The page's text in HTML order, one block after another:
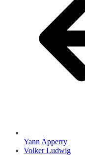
Yann Apperry
Volker Ludwig